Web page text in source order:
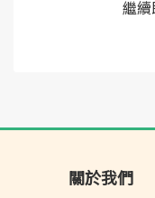
繼續
關於我們